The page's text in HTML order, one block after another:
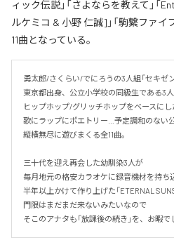
ィック伝説」「さよならを教えて」
ルケミコ & 小野 仁誠]」「駒繋ファイ
11曲となっている。
勇太郎/さくらい/でにろうの3人組「セキゼン
東京都出身、公立小学校の同級生である3
ヒップホップ/グリッチホップをベースに
歌にラップにポエトリー…予定調和のない
縦横無尽に遊びまくる全11曲。
三十代を迎え再会した幼馴染3人が
毎月地元の格安カラオケに録音機材を持ち
半年以上かけて作り上げた「ETERNAL
門限はまだまだ来ないみたいなので
そこのアナタも「放課後の続き」を、お暇で